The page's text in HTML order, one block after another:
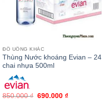
ĐỒ UỐNG KHÁC
Thùng Nước khoáng Evian – 24
chai nhựa 500ml
850.000₫ 690.000₫